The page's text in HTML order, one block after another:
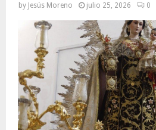
by Jesús Moreno julio 25, 2026 0